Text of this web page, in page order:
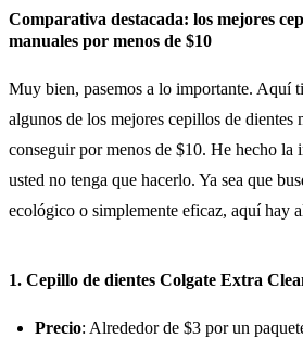
Comparativa destacada: los mejores
manuales por menos de $10
Muy bien, pasemos a lo importante. Aquí
algunos de los mejores cepillos de dientes
conseguir por menos de $10. He hecho la
usted no tenga que hacerlo. Ya sea que
ecológico o simplemente eficaz, aquí hay
1. Cepillo de dientes Colgate Extra
Precio: Alrededor de $3 por un